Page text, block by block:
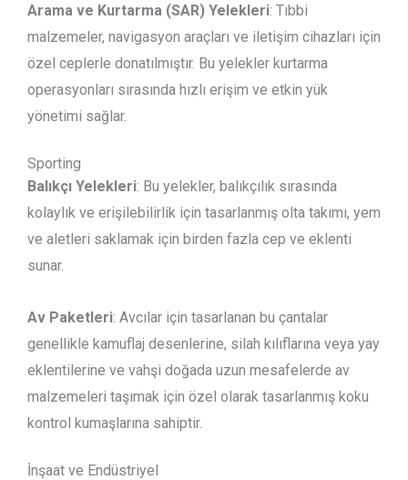
Arama ve Kurtarma (SAR) Yelekleri: Tıbbi
malzemeler, navigasyon araçları ve iletişim cihazları için
özel ceplerle donatılmıştır. Bu yelekler kurtarma
operasyonları sırasında hızlı erişim ve etkin yük
yönetimi sağlar.
Sporting
Balıkçı Yelekleri: Bu yelekler, balıkçılık sırasında
kolaylık ve erişilebilirlik için tasarlanmış olta takımı, yem
ve aletleri saklamak için birden fazla cep ve eklenti
sunar.
Av Paketleri: Avcılar için tasarlanan bu çantalar
genellikle kamuflaj desenlerine, silah kılıflarına veya yay
eklentilerine ve vahşi doğada uzun mesafelerde av
malzemeleri taşımak için özel olarak tasarlanmış koku
kontrol kumaşlarına sahiptir.
İnşaat ve Endüstriyel